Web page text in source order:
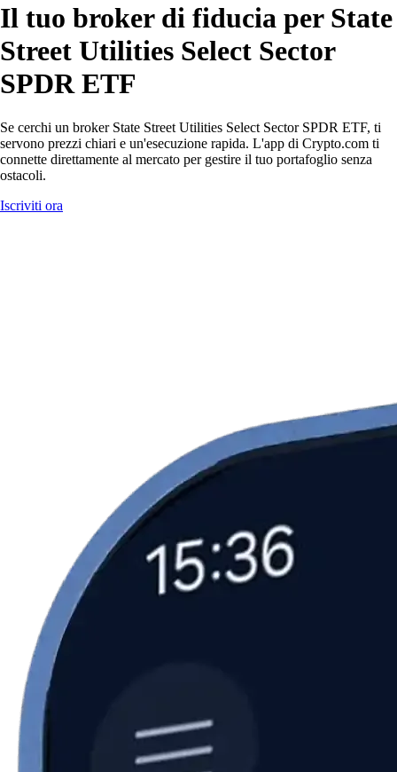
Il tuo broker di fiducia per State
Street Utilities Select Sector
SPDR ETF
Se cerchi un broker State Street Utilities Select Sector SPDR ETF, ti
servono prezzi chiari e un'esecuzione rapida. L'app di Crypto.com ti
connette direttamente al mercato per gestire il tuo portafoglio senza
ostacoli.
Iscriviti ora